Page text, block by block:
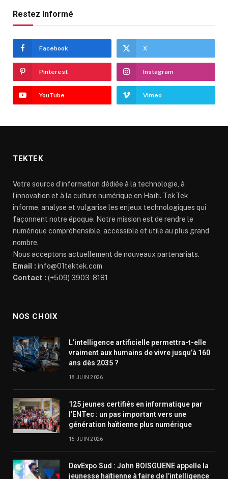
Restez Informé
Facebook X
Pinterest Instagram
YouTube Vimeo
TEKTEK
Votre source d’information dédiée à la technologie, à
l’innovation et à la culture numérique en Haïti. TekTek
informe, analyse et vulgarise les enjeux technologiques qui
façonnent notre époque. Notre mission est de rendre le
numérique compréhensible, accessible et utile au plus grand
nombre.
Nous acceptons actuellement de nouveaux partenariats.
Email : info@01tektek.com
Contact : (+509) 3903-8181
NOS CHOIX
L’intelligence artificielle permettra-t-elle
vraiment aux humains de vivre jusqu’à 160
ans dès 2035 ?
18 JUIN 2026
125 jeunes certifiés en informatique par
l’ENTec : un pas important vers une
génération haïtienne plus numérique
15 JUIN 2026
DevExpo Sud : John BOISGUENE appelle la
jeunesse haïtienne à faire de l’intelligence